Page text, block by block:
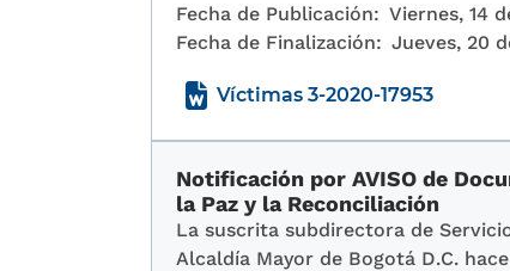
Fecha de Publicación: Viernes, 14
Fecha de Finalización: Jueves, 20
Víctimas 3-2020-17953
Notificación por AVISO de
la Paz y la Reconciliación
La suscrita subdirectora de
Alcaldía Mayor de Bogotá D.C.